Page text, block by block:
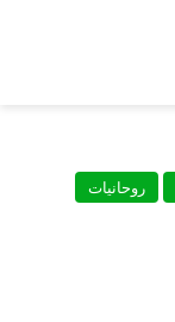
روحانيات